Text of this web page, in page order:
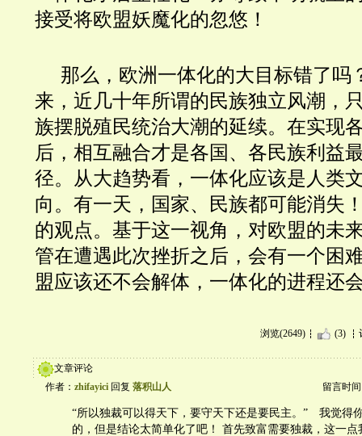
接受将欧盟妖魔化的忽悠！
那么，欧洲一体化的大目标错了吗
来，近几十年所谓的民族独立风潮，
族摆脱殖民统治大潮的延续。在实现
后，相互融合才是各国、各民族利益
径。从大趋势看，一体化应该是人类
向。有一天，国家、民族都可能消失
的观点。基于这一视角，对欧盟的未
管在遭遇此次挫折之后，会有一个困
盟应该还不会解体，一体化的进程还
浏览(2649) (3)
文章评论
作者： zhifayici 回复 落积山人 留言时间
“所以独裁可以得天下，要守天下还是要民主。” 我觉得
的，但是结论太简单化了吧！ 首先致富需要独裁，这一